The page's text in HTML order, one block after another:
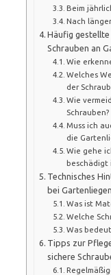
Beim
Nach
Häufig
Schrauben an
Wie
Welches
der
Wie
Schrauben?
Muss ich
die
Wie gehe
beschädigt
Technisches
bei Gartenliegen
Was ist
Welche
Was
Tipps zur
sichere